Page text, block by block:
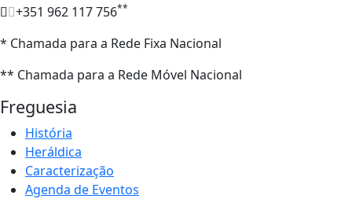
+351 962 117 756**
* Chamada para a Rede Fixa Nacional
** Chamada para a Rede Móvel Nacional
Freguesia
História
Heráldica
Caracterização
Agenda de Eventos